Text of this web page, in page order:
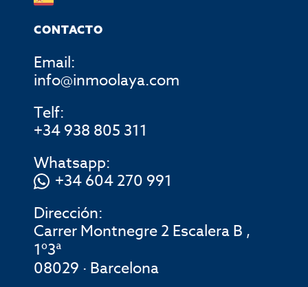
CONTACTO
Email:
info@inmoolaya.com
Telf:
+34 938 805 311
Whatsapp:
+34 604 270 991
Dirección:
Carrer Montnegre 2 Escalera B ,
1º3ª
08029 · Barcelona